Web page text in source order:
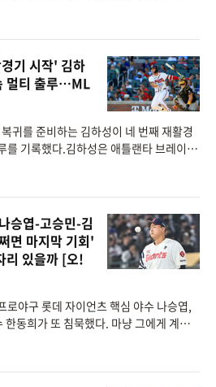
기 시작' 김하
멀티 출루…ML
귀를 준비하는 김하성이 네 번째 재활경
를 기록했다.김하성은 애틀랜타 브레이브
승엽-고승민-김
면 마지막 기회'
리 있을까 [오!
로야구 롯데 자이언츠 핵심 야수 나승엽,
동희가 또 침묵했다. 마냥 그에게 계속